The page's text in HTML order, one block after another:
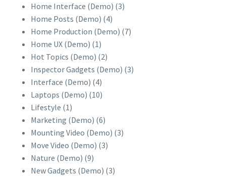
Home Interface (Demo) (3)
Home Posts (Demo) (4)
Home Production (Demo) (7)
Home UX (Demo) (1)
Hot Topics (Demo) (2)
Inspector Gadgets (Demo) (3)
Interface (Demo) (4)
Laptops (Demo) (10)
Lifestyle (1)
Marketing (Demo) (6)
Mounting Video (Demo) (3)
Move Video (Demo) (3)
Nature (Demo) (9)
New Gadgets (Demo) (3)